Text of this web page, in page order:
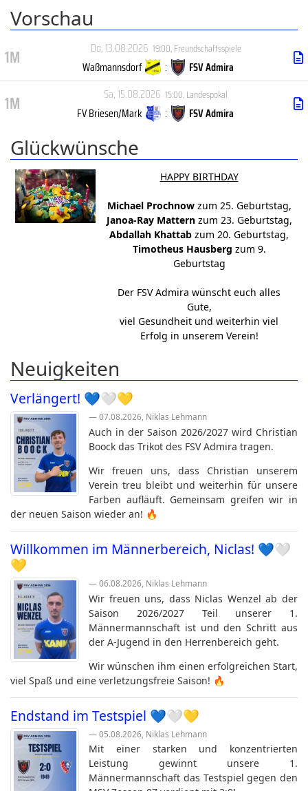
Vorschau
1M Do, 13.08.2026 19:00,Freundschaftsspiele
Waßmannsdorf : FSV Admira
1M Sa, 15.08.2026 15:00,Landespokal
FV Briesen/Mark : FSV Admira
Glückwünsche
HAPPY BIRTHDAY
Michael Prochnowzum 25. Geburtstag,
Janoa-Ray Matternzum 23. Geburtstag,
Abdallah Khattab zum 20. Geburtstag,
Timotheus Hausberg zum 9.
Geburtstag
Der FSV Admira wünscht euch alles
Gute,
viel Gesundheit und weiterhin viel
Erfolg in unserem Verein!
Neuigkeiten
Verlängert! 💙🤍💛
— 07.08.2026, Niklas Lehmann
Auch in der Saison 2026/2027 wird Christian
Boock das Trikot des FSV Admira tragen.
Wir freuen uns, dass Christian unserem
Verein treu bleibt und weiterhin für unsere
Farben aufläuft. Gemeinsam greifen wir in
der neuen Saison wieder an! 🔥
Willkommen im Männerbereich, Niclas! 💙🤍
💛
— 06.08.2026, Niklas Lehmann
Wir freuen uns, dass Niclas Wenzel ab der
Saison 2026/2027 Teil unserer 1.
Männermannschaft ist und den Schritt aus
der A-Jugend in den Herrenbereich geht.
Wir wünschen ihm einen erfolgreichen Start,
viel Spaß und eine verletzungsfreie Saison! 🔥
Endstand im Testspiel 💙🤍💛
— 05.08.2026, Niklas Lehmann
Mit einer starken und konzentrierten
Leistung gewinnt unsere 1.
Männermannschaft das Testspiel gegen den